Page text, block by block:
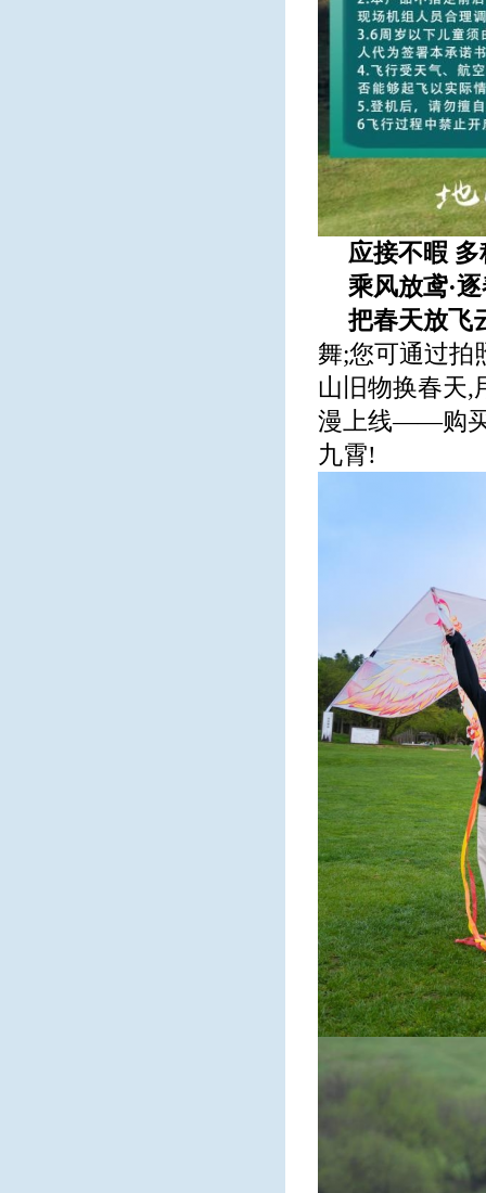
应接不暇
乘风放鸢·
把春天放飞
舞;您可通过拍
山旧物换春天,
漫上线——购买
九霄!